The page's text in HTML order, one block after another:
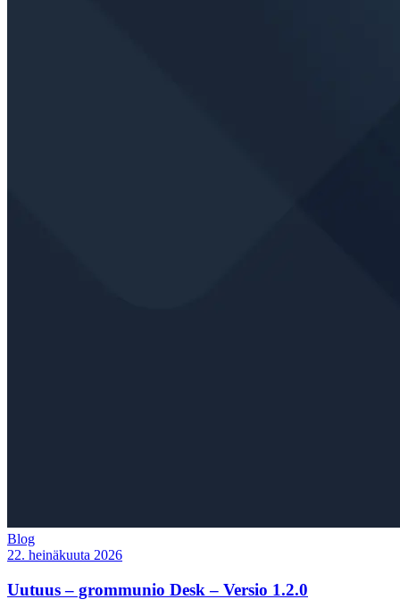
Blog
22. heinäkuuta 2026
Uutuus – grommunio Desk – Versio 1.2.0